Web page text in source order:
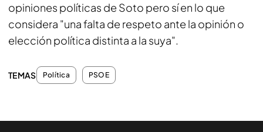
opiniones políticas de Soto pero sí en lo que
considera "una falta de respeto ante la opinión o
elección política distinta a la suya".
TEMAS Política PSOE